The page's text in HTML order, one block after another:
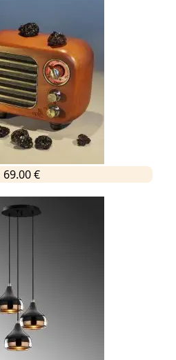
69.00 €